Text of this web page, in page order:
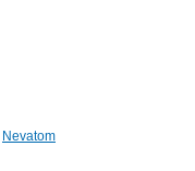
Nevatom